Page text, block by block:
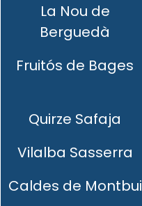
La Nou de
Berguedà
Fruitós de Bages
Quirze Safaja
Vilalba Sasserra
Caldes de Montbui